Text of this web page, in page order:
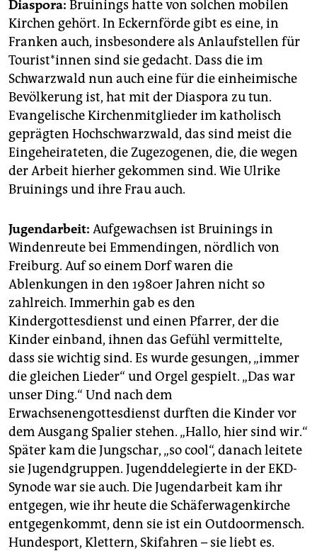
Diaspora: Bruinings hatte von solchen mobilen
Kirchen gehört. In Eckernförde gibt es eine, in
Franken auch, insbesondere als Anlaufstellen für
Tou­ris­t*in­nen sind sie gedacht. Dass die im
Schwarzwald nun auch eine für die einheimische
Bevölkerung ist, hat mit der Diaspora zu tun.
Evangelische Kirchenmitglieder im katholisch
geprägten Hochschwarzwald, das sind meist die
Eingeheirateten, die Zugezogenen, die, die wegen
der Arbeit hierher gekommen sind. Wie Ulrike
Bruinings und ihre Frau auch.
Jugendarbeit: Aufgewachsen ist Bruinings in
Windenreute bei Emmendingen, nördlich von
Freiburg. Auf so einem Dorf waren die
Ablenkungen in den 1980er Jahren nicht so
zahlreich. Immerhin gab es den
Kindergottesdienst und einen Pfarrer, der die
Kinder einband, ihnen das Gefühl vermittelte,
dass sie wichtig sind. Es wurde gesungen, „immer
die gleichen Lieder“ und Orgel gespielt. „Das war
unser Ding.“ Und nach dem
Erwachsenengottesdienst durften die Kinder vor
dem Ausgang Spalier stehen. „Hallo, hier sind wir.“
Später kam die Jungschar, „so cool“, danach leitete
sie Jugendgruppen. Jugenddelegierte in der EKD-
Synode war sie auch. Die Jugendarbeit kam ihr
entgegen, wie ihr heute die Schäferwagenkirche
entgegenkommt, denn sie ist ein Outdoormensch.
Hundesport, Klettern, Skifahren – sie liebt es.